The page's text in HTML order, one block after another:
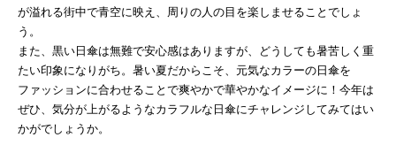
が溢れる街中で青空に映え、周りの人の目を楽しませることでしょ
う。
また、黒い日傘は無難で安心感はありますが、どうしても暑苦しく重
たい印象になりがち。暑い夏だからこそ、元気なカラーの日傘を
ファッションに合わせることで爽やかで華やかなイメージに！今年は
ぜひ、気分が上がるようなカラフルな日傘にチャレンジしてみてはい
かがでしょうか。